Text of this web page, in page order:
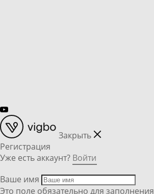
Закрыть
Регистрация
Уже есть аккаунт? Войти
Ваше имя
Это поле обязательно для заполнения